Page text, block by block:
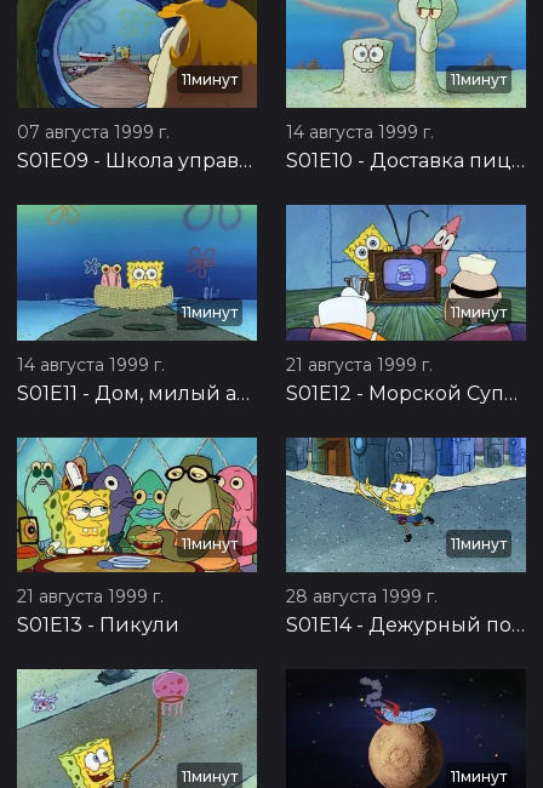
11минут
07 августа 1999 г.
S01E09 - Школа управления катерами
11минут
14 августа 1999 г.
S01E10 - Доставка пиццы
11минут
14 августа 1999 г.
S01E11 - Дом, милый ананас
11минут
21 августа 1999 г.
S01E12 - Морской Супермен и Очкарик
11минут
21 августа 1999 г.
S01E13 - Пикули
11минут
28 августа 1999 г.
S01E14- Дежурный по школе
11минут 11минут